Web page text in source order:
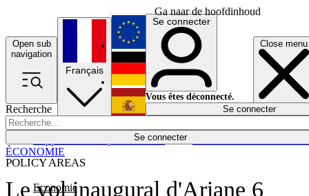
Ga naar de hoofdinhoud
Open sub
navigation
Close menu
Recherche
Se connecter
POLICY AREAS
Economie
Économie
Français
English
Deutsch
Español
Se connecter
Vous êtes déconnecté.
Se connecter
Le vol inaugural d'Ariane 6
ÉCONOMIE